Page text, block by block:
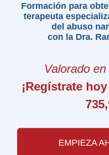
Formación para
terapeuta
del abuso
con la Dra.
Valorado
¡Regístrate
EMPIEZA